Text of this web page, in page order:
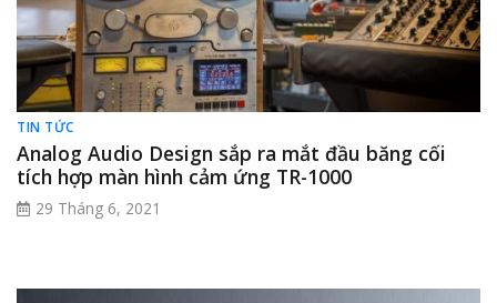
TIN TỨC
Analog Audio Design sắp ra mắt đầu băng cối
tích hợp màn hình cảm ứng TR-1000
29 Tháng 6, 2021